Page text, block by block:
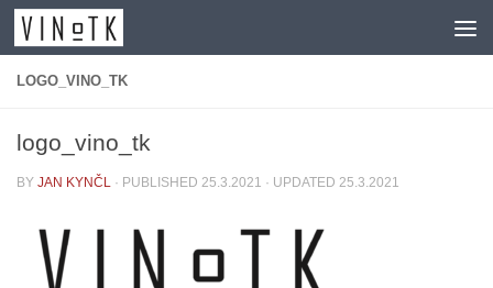
Skip to content
LOGO_VINO_TK
logo_vino_tk
BY JAN KYNČL · PUBLISHED 25.3.2021 · UPDATED 25.3.2021